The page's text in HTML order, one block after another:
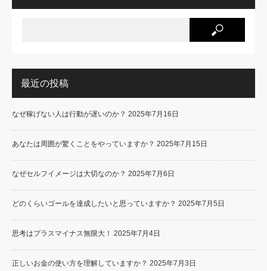
最近の投稿
なぜ稼げない人は行動が遅いのか？ 2025年7月16日
あなたは周囲が驚くことをやっていますか？ 2025年7月15日
なぜセルフイメージは大切なのか？ 2025年7月6日
どのくらいゴールを達成したいと思っていますか？ 2025年7月5日
思考はプラスマイナス無限大！ 2025年7月4日
正しいお金の使い方を理解していますか？ 2025年7月3日